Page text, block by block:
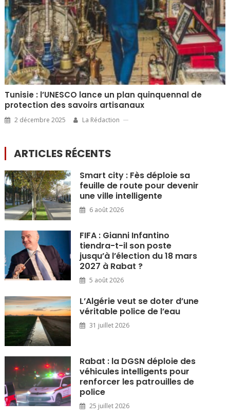
Tunisie : l’UNESCO lance un plan quinquennal de
protection des savoirs artisanaux
2 décembre 2025 La Rédaction
ARTICLES RÉCENTS
Smart city : Fès déploie sa
feuille de route pour devenir
une ville intelligente
6 août 2026
FIFA : Gianni Infantino
tiendra-t-il son poste
jusqu’à l’élection du 18 mars
2027 à Rabat ?
5 août 2026
L’Algérie veut se doter d’une
véritable police de l’eau
31 juillet 2026
Rabat : la DGSN déploie des
véhicules intelligents pour
renforcer les patrouilles de
police
25 juillet 2026